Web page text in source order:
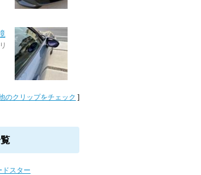
のクリップをチェック ]
ドスター